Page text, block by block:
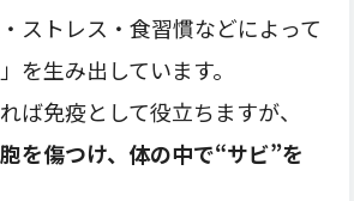
ストレス・食習慣などによって
を生み出しています。
ば免疫として役立ちますが、
を傷つけ、体の中で“サビ”を